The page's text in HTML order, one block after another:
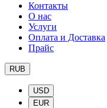
Контакты
О нас
Услуги
Оплата и Доставка
Прайс
RUB
USD
EUR